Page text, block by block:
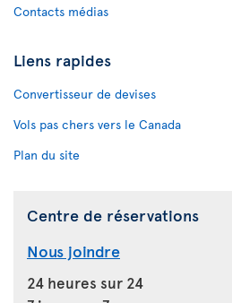
Contacts médias
Liens rapides
Convertisseur de devises
Vols pas chers vers le Canada
Plan du site
Centre de réservations
Nous joindre
24 heures sur 24